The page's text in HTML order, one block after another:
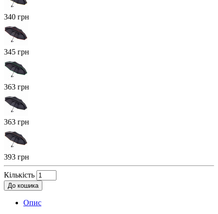
340 грн
345 грн
363 грн
363 грн
393 грн
Кількість
До кошика
Опис